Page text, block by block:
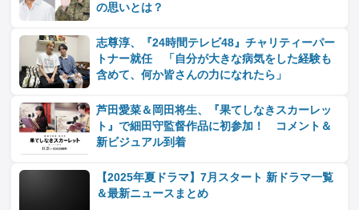
の思いとは？
志尊淳、『24時間テレビ48』チャリティーパー
トナー就任 「自分が大きな病気をした経験も
含めて、何か皆さんの力になれたら」
芦田愛菜＆岡田将生、『果てしなきスカーレッ
ト』で細田守監督作品に初参加！ コメント＆
新ビジュアル到着
【2025年夏ドラマ】7月スタート 新ドラマ一覧
＆最新ニュースまとめ